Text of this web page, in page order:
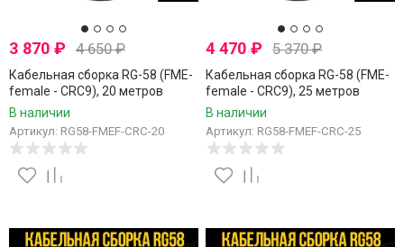
3 870 ₽ 4 650₽
Кабельная сборка RG-58 (FME-
female - CRC9), 20 метров
В наличии
Артикул: RG58-FMEF-CRC-20
4 470₽ 5 370₽
Кабельная сборка RG-58 (FME-
female - CRC9), 25 метров
В наличии
Артикул: RG58-FMEF-CRC-25